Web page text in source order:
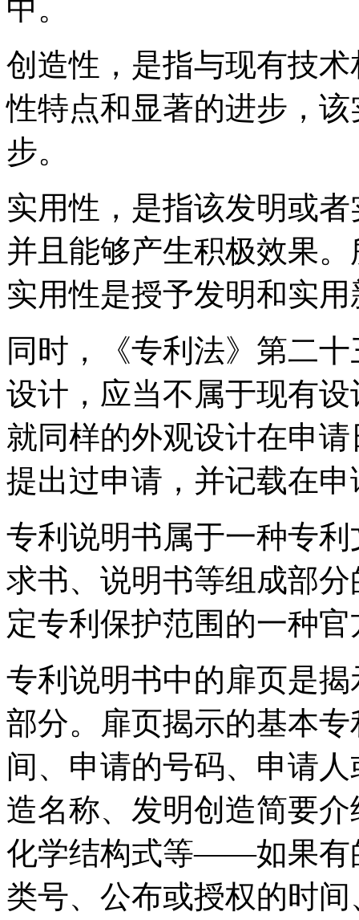
中。
创造性，是指与现有技
性特点和显著的进步，
步。
实用性，是指该发明或
并且能够产生积极效果
实用性是授予发明和实
同时，《专利法》第二
设计，应当不属于现有
就同样的外观设计在申
提出过申请，并记载在
专利说明书属于一种专
求书、说明书等组成部
定专利保护范围的一种
专利说明书中的扉页是
部分。扉页揭示的基本
间、申请的号码、申请
造名称、发明创造简要
化学结构式等——如果有
类号、公布或授权的时